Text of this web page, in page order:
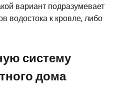
вариант подразумевает
водостока к кровле, либо
систему
дома